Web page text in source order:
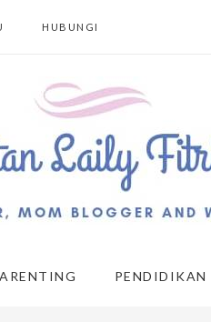
HUBUNGI
PENDIDIKAN